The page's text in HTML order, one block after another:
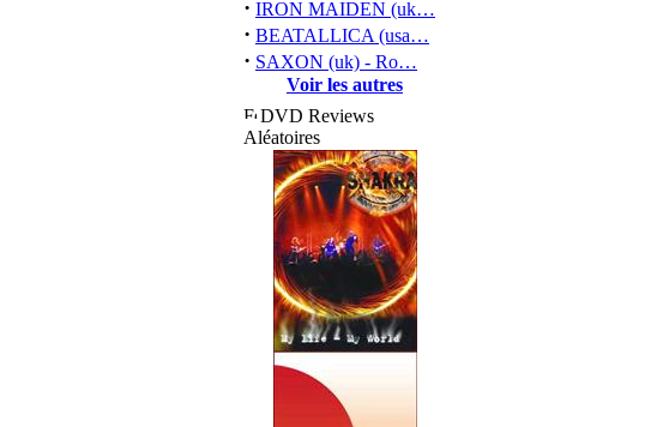
· IRON MAIDEN (uk…
· BEATALLICA (usa…
· SAXON (uk) - Ro…
Voir les autres
DVD Reviews
Aléatoires